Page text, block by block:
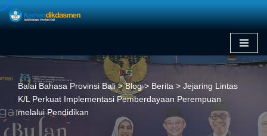
content
Balai Bahasa Provinsi Bali>Blog> Berita > Jejaring Lintas
K/L Perkuat Implementasi Pemberdayaan Perempuan
melalui Pendidikan